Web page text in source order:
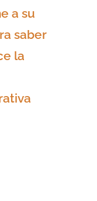
a su
saber
la